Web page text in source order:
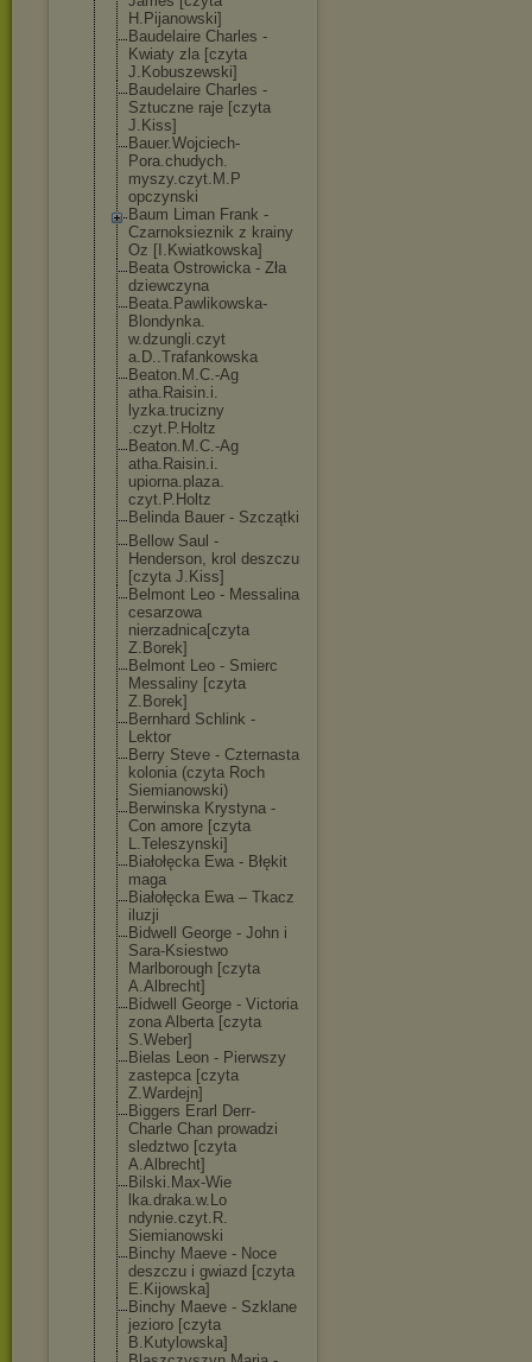
H.Pijanowski]
Baudelaire Charles -
Kwiaty zla [czyta
J.Kobuszewski]
Baudelaire Charles -
Sztuczne raje [czyta
J.Kiss]
Bauer.Wojciech-
Pora.chudych.
myszy.czyt.M.P
opczynski
Baum Liman Frank -
Czarnoksieznik z krainy
Oz [I.Kwiatkowska]
Beata Ostrowicka - Zła
dziewczyna
Beata.Pawlikowska-
Blondynka.
w.dzungli.czyt
a.D..Trafankowska
Beaton.M.C.-Ag
atha.Raisin.i.
lyzka.trucizny
.czyt.P.Holtz
Beaton.M.C.-Ag
atha.Raisin.i.
upiorna.plaza.
czyt.P.Holtz
Belinda Bauer - Szczątki
Bellow Saul -
Henderson, krol deszczu
[czyta J.Kiss]
Belmont Leo - Messalina
cesarzowa
nierzadnica[czyta
Z.Borek]
Belmont Leo - Smierc
Messaliny [czyta
Z.Borek]
Bernhard Schlink -
Lektor
Berry Steve - Czternasta
kolonia (czyta Roch
Siemianowski)
Berwinska Krystyna -
Con amore [czyta
L.Teleszynski]
Białołęcka Ewa - Błękit
maga
Białołęcka Ewa – Tkacz
iluzji
Bidwell George - John i
Sara-Ksiestwo
Marlborough [czyta
A.Albrecht]
Bidwell George - Victoria
zona Alberta [czyta
S.Weber]
Bielas Leon - Pierwszy
zastepca [czyta
Z.Wardejn]
Biggers Erarl Derr-
Charle Chan prowadzi
sledztwo [czyta
A.Albrecht]
Bilski.Max-Wie
lka.draka.w.Lo
ndynie.czyt.R.
Siemianowski
Binchy Maeve - Noce
deszczu i gwiazd [czyta
E.Kijowska]
Binchy Maeve - Szklane
jezioro [czyta
B.Kutylowska]